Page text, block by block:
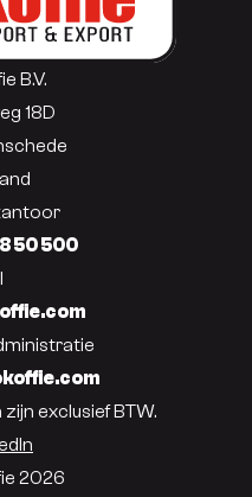
B.V.
18D
50 500
exclusief BTW.
2026